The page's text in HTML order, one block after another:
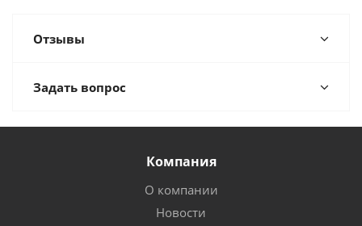
Отзывы
Задать вопрос
Компания
О компании
Новости